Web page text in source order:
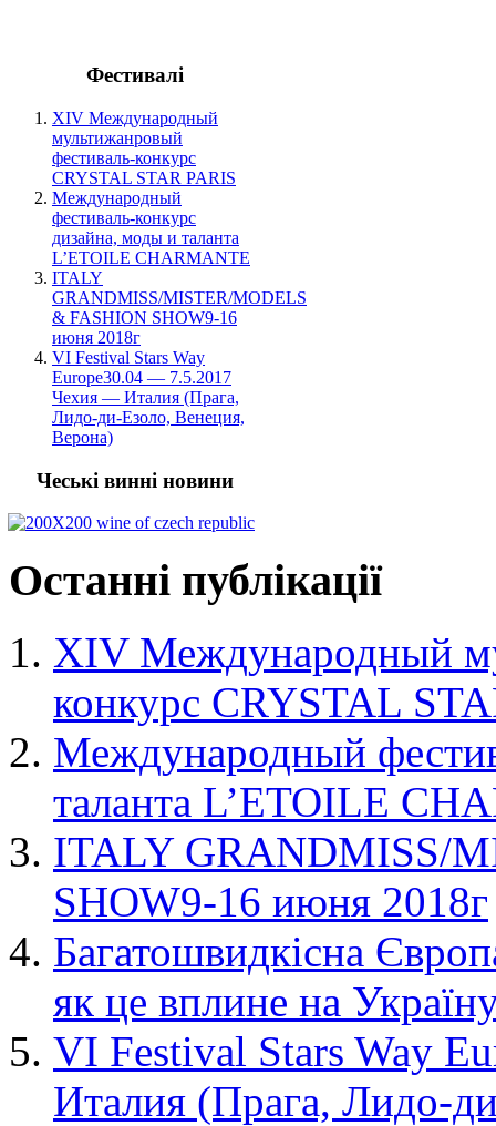
Фестивалі
XIV Международный
мультижанровый
фестиваль-конкурс
CRYSTAL STAR PARIS
Международный
фестиваль-конкурс
дизайна, моды и таланта
L’ETOILE CHARMANTE
ITALY
GRANDMISS/MISTER/MODELS
& FASHION SHOW9-16
июня 2018г
VI Festival Stars Way
Europe30.04 — 7.5.2017
Чехия — Италия (Прага,
Лидо-ди-Езоло, Венеция,
Верона)
Чеські винні новини
Останні публікації
XIV Международный
конкурс CRYSTAL
Международный
таланта L’ETOILE
ITALY GRANDMISS/
SHOW9-16 июня 2018г
Багатошвидкісна
як це вплине на
VI Festival Stars Way
Италия (Прага, Лидо-